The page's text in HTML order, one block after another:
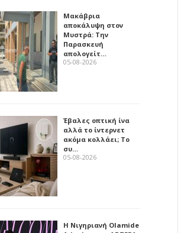
Μακάβρια
αποκάλυψη στον
Μυστρά: Την
Παρασκευή
απολογείτ…
05-08-2026
Έβαλες οπτική ίνα
αλλά το ίντερνετ
ακόμα κολλάει; Το
συ…
05-08-2026
Η Νιγηριανή Olamide